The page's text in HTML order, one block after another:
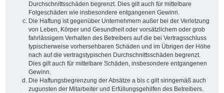
Durchschnittsschäden begrenzt. Dies gilt auch für mittelbare
Folgeschäden wie insbesondere entgangenen Gewinn.
Die Haftung ist gegenüber Unternehmern außer bei der Verletzung
von Leben, Körper und Gesundheit oder vorsätzlichem oder grob
fahrlässigem Verhalten des Betreibers auf die bei Vertragsschluss
typischerweise vorhersehbaren Schäden und im Übrigen der Höhe
nach auf die vertragstypischen Durchschnittsschäden begrenzt.
Dies gilt auch für mittelbare Schäden, insbesondere entgangenen
Gewinn.
Die Haftungsbegrenzung der Absätze a bis c gilt sinngemäß auch
zugunsten der Mitarbeiter und Erfüllungsgehilfen des Betreibers.